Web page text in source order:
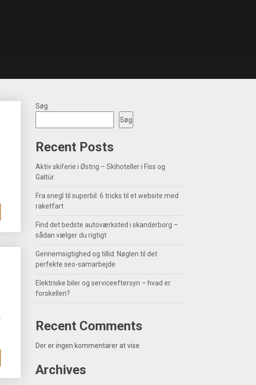
Søg
Søg
Recent Posts
Aktiv skiferie i Østrig – Skihoteller i Fiss og
Galtür
Fra snegl til superbil: 6 tricks til et website med
raketfart
Find det bedste autoværksted i skanderborg –
sådan vælger du rigtigt
Gennemsigtighed og tillid: Nøglen til det
perfekte seo-samarbejde
Elektriske biler og serviceeftersyn – hvad er
forskellen?
Recent Comments
Der er ingen kommentarer at vise.
Archives